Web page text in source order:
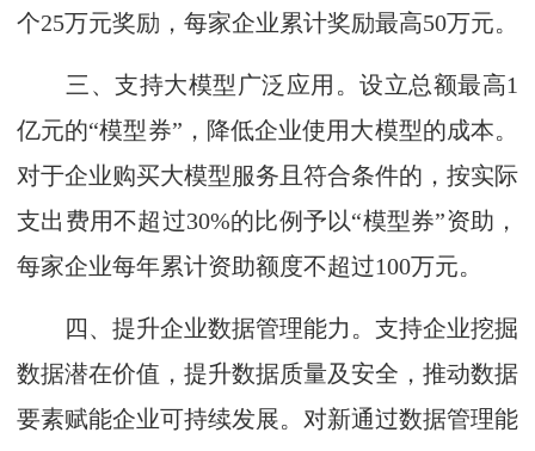
个25万元奖励，每家企业累计奖励最高50万元。
三、支持大模型广泛应用。设立总额最高1
亿元的“模型券”，降低企业使用大模型的成本。
对于企业购买大模型服务且符合条件的，按实际
支出费用不超过30%的比例予以“模型券”资助，
每家企业每年累计资助额度不超过100万元。
四、提升企业数据管理能力。支持企业挖掘
数据潜在价值，提升数据质量及安全，推动数据
要素赋能企业可持续发展。对新通过数据管理能